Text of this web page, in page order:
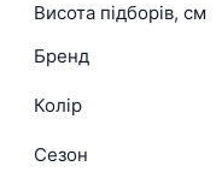
Висота підборів, см
Бренд
Колір
Сезон